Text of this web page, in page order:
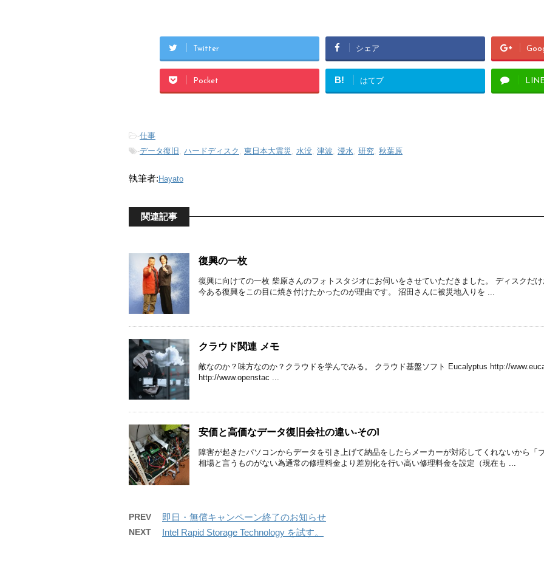
Twitter シェア
Pocket B! はてブ
-仕事
-データ復旧 , ハードディスク , 東日本大震災 , 水没, 津波, 浸水, 研究, 秋葉原
執筆者: Hayato
関連記事
復興の一枚
復興に向けての一枚 柴原さんのフォトスタジオにお伺いをさせていただきました。 ディスクだ
今ある復興をこの目に焼き付けたかったのが理由です。 沼田さんに被災地入りを ...
クラウド関連 メモ
敵なのか？味方なのか？クラウドを学んでみる。 クラウド基盤ソフト Eucalyptus http://
http://www.openstac ...
安価と高価なデータ復旧会社の違い-その1
障害が起きたパソコンからデータを引き上げて納品をしたらメーカーが対応してくれないから「
相場と言うものがない為通常の修理料金より差別化を行い高い修理料金を設定（現在も ...
PREV 即日・無償キャンペーン終了のお知らせ
NEXT Intel Rapid Storage Technology を試す。